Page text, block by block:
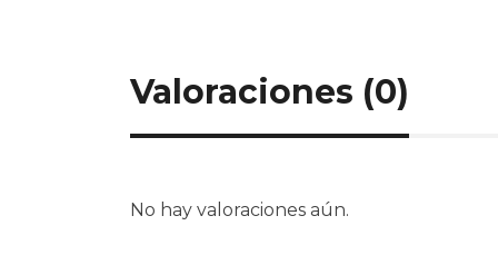
Valoraciones (0)
No hay valoraciones aún.